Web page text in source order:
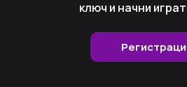
ключ и начни